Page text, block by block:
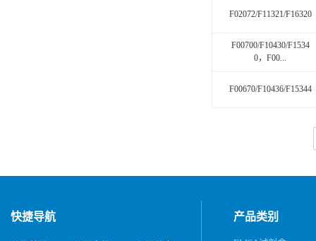
F02072/F11321/F16320
F00700/F10430/F1534
0，F00...
F00670/F10436/F15344
快捷导航 产品类别